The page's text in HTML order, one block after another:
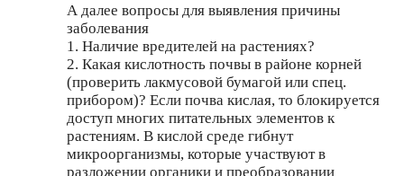
А далее вопросы для выявления причины
заболевания
1. Наличие вредителей на растениях?
2. Какая кислотность почвы в районе корней
(проверить лакмусовой бумагой или спец.
прибором)? Если почва кислая, то блокируется
доступ многих питательных элементов к
растениям. В кислой среде гибнут
микроорганизмы, которые участвуют в
разложении органики и преобразовании